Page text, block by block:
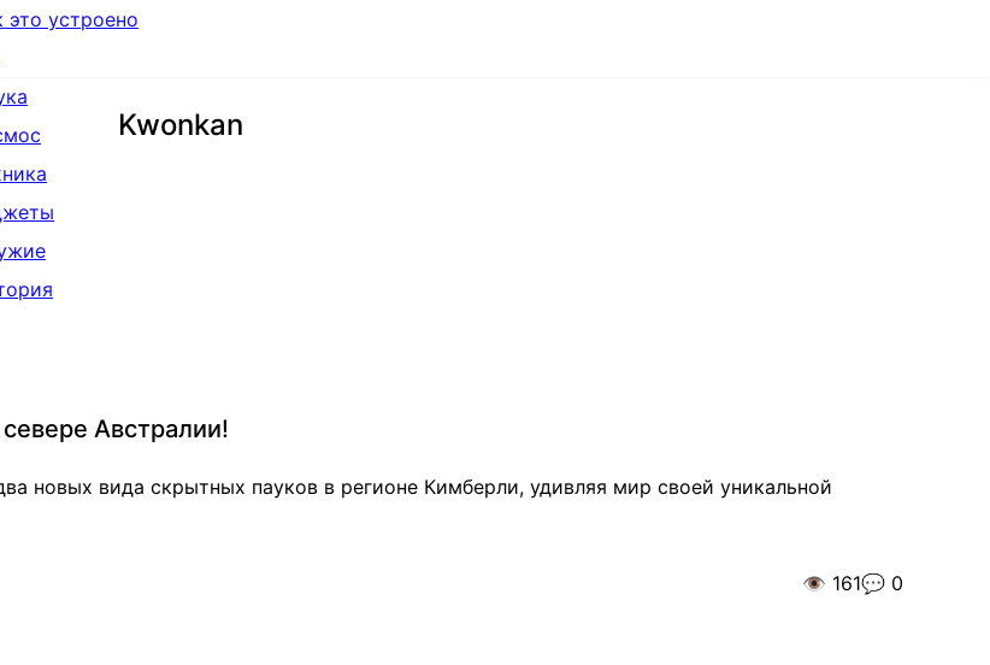
это устроено
Kwonkan
Австралии!
новых вида скрытных пауков в регионе Кимберли, удивляя мир своей уникальной
👁️ 161💬 0